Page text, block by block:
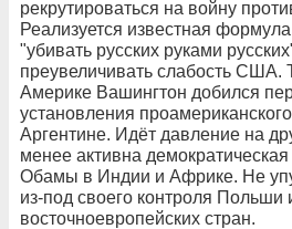
рекрутироваться на войну
Реализуется известная
"убивать русских руками
преувеличивать слабость США.
Америке Вашингтон добился
установления
Аргентине. Идёт давление на
менее активна
Обамы в Индии и Африке. Не
из‑под своего контроля Польши
восточноевропейских стран.